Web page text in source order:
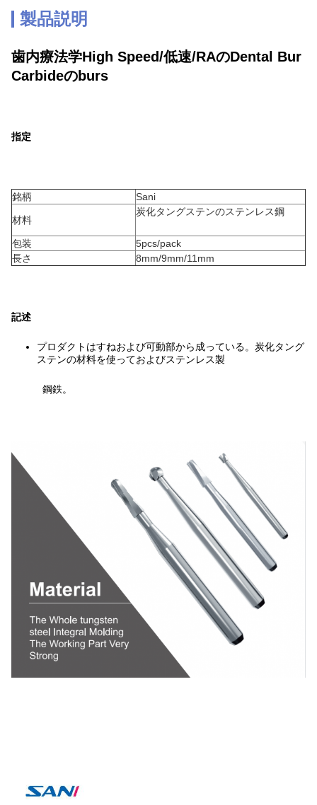
製品説明
歯内療法学High Speed/低速/RAのDental Bur
Carbideのburs
指定
銘柄 Sani
材料
炭化タングステンのステンレス鋼
包装
5pcs/pack
長さ
8mm/9mm/11mm
記述
プロダクトはすねおよび可動部から成っている。炭化タング
ステンの材料を使っておよびステンレス製
鋼鉄。